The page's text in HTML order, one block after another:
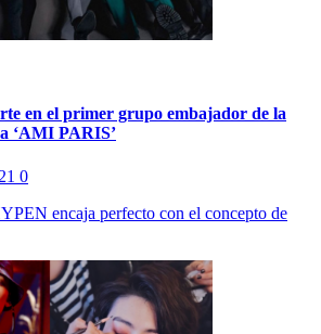
en el primer grupo embajador de la
‘AMI PARIS’
0
encaja perfecto con el concepto de